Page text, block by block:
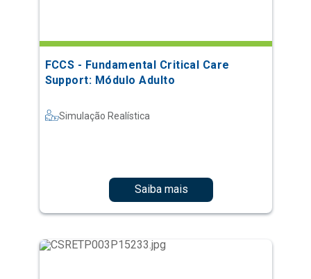
FCCS - Fundamental Critical Care
Support: Módulo Adulto
Simulação Realística
Saiba mais